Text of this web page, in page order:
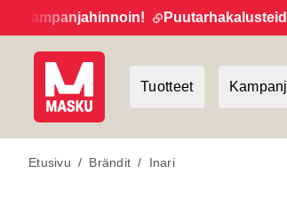
Puutarhakalusteiden
Tuotteet
Etusivu / Brändit / Inari